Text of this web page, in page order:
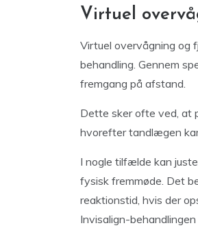
Virtuel
Virtuel overvågning og
behandling. Gennem
fremgang på afstand.
Dette sker ofte ved, at
hvorefter tandlægen
I nogle tilfælde kan
fysisk fremmøde. Det
reaktionstid, hvis der
Invisalign-